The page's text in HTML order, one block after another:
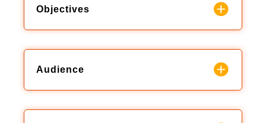
Objectives
Audience